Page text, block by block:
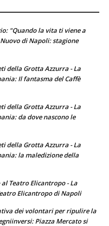
"Quando la vita ti viene a
di Napoli: stagione
della Grotta Azzurra - La
Il fantasma del Caffè
della Grotta Azzurra - La
da dove nascono le
della Grotta Azzurra - La
la maledizione della
Teatro Elicantropo - La
Elicantropo di Napoli
dei volontari per ripulire la
Piazza Mercato si